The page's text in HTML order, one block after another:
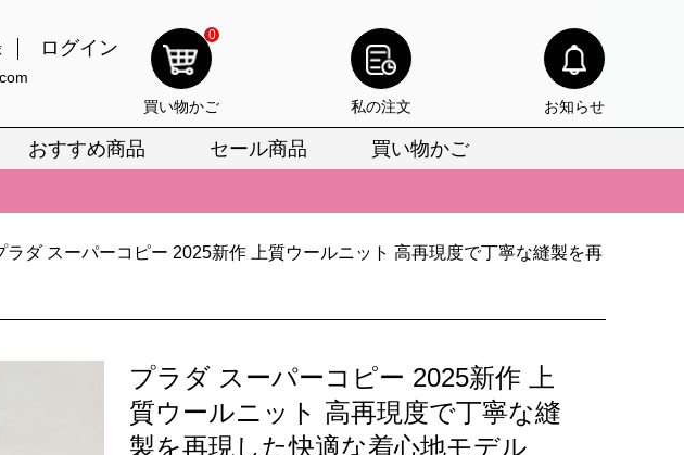
ログイン
0
買い物かご 私の注文 お知らせ
おすすめ商品 セール商品 買い物かご
の再現度を安心してお選びいただけます。
得な割引をご利用いただけます。
ルが登場。上質な仕上がりをお見逃しなく。
の再現度を安心してお選びいただけます。
ルが登場。上質な仕上がりをお見逃しなく。
ラダ スーパーコピー 2025新作 上質ウールニット 高再現度で丁寧な縫製を再
プラダ スーパーコピー 2025新作 上
質ウールニット 高再現度で丁寧な縫
製を再現した快適な着心地モデル